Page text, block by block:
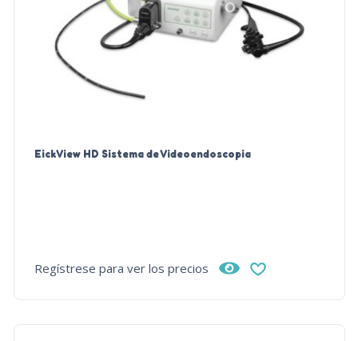
EickView HD Sistema de Videoendoscopia
Regístrese para ver los precios